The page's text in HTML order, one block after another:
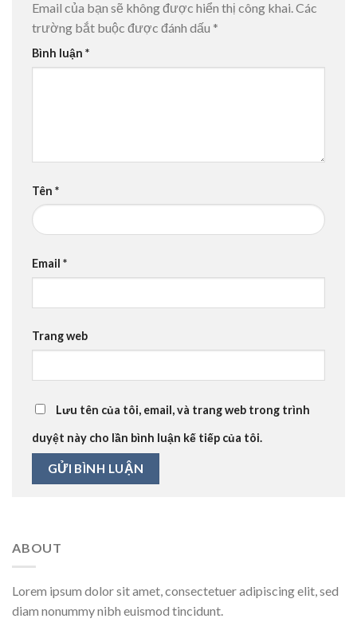
Email của bạn sẽ không được hiển thị công khai.Các
trường bắt buộc được đánh dấu *
Bình luận *
Tên *
Email *
Trang web
Lưu tên của tôi, email, và trang web trong trình
duyệt này cho lần bình luận kế tiếp của tôi.
ABOUT
Lorem ipsum dolor sit amet, consectetuer adipiscing elit, sed
diam nonummy nibh euismod tincidunt.